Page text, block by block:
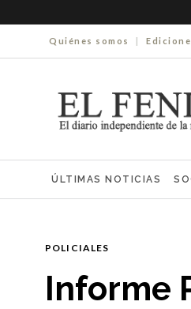
Quiénes somos |
ÚLTIMAS NOTICIAS
POLICIALES
Informe